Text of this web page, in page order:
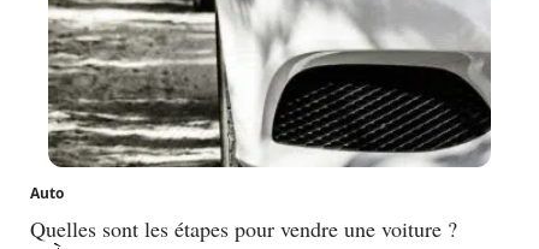
Auto
Quelles sont les étapes pour vendre une voiture ?